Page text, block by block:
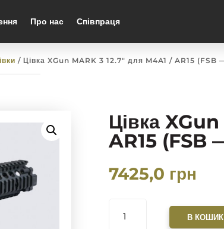
Про нас Співпраця
/ Цівка XGun MARK 3 12.7″ для M4A1 / AR15
Цівка
AR15 (FSB
7425,0 грн
XGUN
В КОШИК